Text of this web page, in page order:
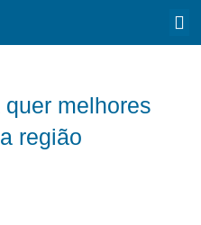
melhores
região